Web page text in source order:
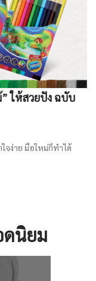
ให้สวยปัง ฉบับ
จง่าย มือใหม่ก็ทำได้
นิยม